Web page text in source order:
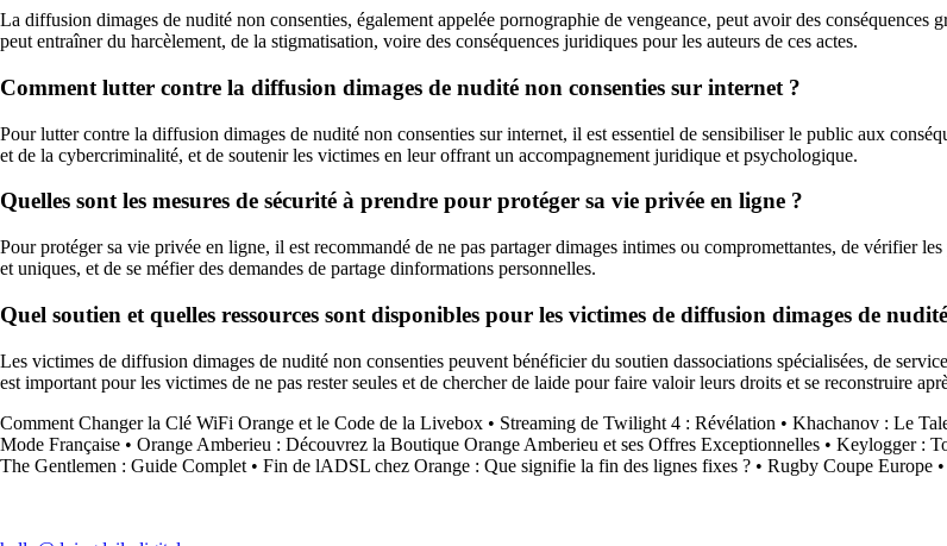
La diffusion dimages de nudité non consenties, également appelée pornographie de vengeance, peut avoir des conséquences
peut entraîner du harcèlement, de la stigmatisation, voire des conséquences juridiques pour les auteurs de ces actes.
Comment lutter contre la diffusion dimages de nudité non consenties sur internet ?
Pour lutter contre la diffusion dimages de nudité non consenties sur internet, il est essentiel de sensibiliser le public aux
et de la cybercriminalité, et de soutenir les victimes en leur offrant un accompagnement juridique et psychologique.
Quelles sont les mesures de sécurité à prendre pour protéger sa vie privée en ligne ?
Pour protéger sa vie privée en ligne, il est recommandé de ne pas partager dimages intimes ou compromettantes, de vérifier
et uniques, et de se méfier des demandes de partage dinformations personnelles.
Quel soutien et quelles ressources sont disponibles pour les victimes de diffusion dimages de
Les victimes de diffusion dimages de nudité non consenties peuvent bénéficier du soutien dassociations spécialisées, de
est important pour les victimes de ne pas rester seules et de chercher de laide pour faire valoir leurs droits et se reconstruire
Comment Changer la Clé WiFi Orange et le Code de la Livebox • Streaming de Twilight 4 : Révélation • Khachanov : Le
Mode Française • Orange Amberieu : Découvrez la Boutique Orange Amberieu et ses Offres Exceptionnelles • Keylogger :
The Gentlemen : Guide Complet • Fin de lADSL chez Orange : Que signifie la fin des lignes fixes ? • Rugby Coupe Europe •